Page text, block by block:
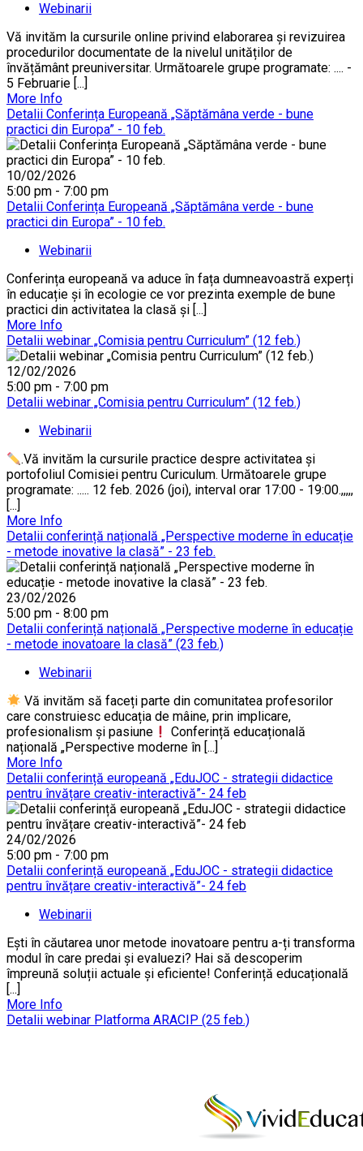
Webinarii
Vă invităm la cursurile online privind elaborarea și revizuirea
procedurilor documentate de la nivelul unităților de
învățământ preuniversitar. Următoarele grupe programate: .... -
5 Februarie [...]
More Info
Detalii Conferința Europeană „Săptămâna verde - bune
practici din Europa” - 10 feb.
10/02/2026
5:00 pm - 7:00 pm
Detalii Conferința Europeană „Săptămâna verde - bune
practici din Europa” - 10 feb.
Webinarii
Conferința europeană va aduce în fața dumneavoastră experți
în educație și în ecologie ce vor prezinta exemple de bune
practici din activitatea la clasă și [...]
More Info
Detalii webinar „Comisia pentru Curriculum” (12 feb.)
12/02/2026
5:00 pm - 7:00 pm
Detalii webinar „Comisia pentru Curriculum” (12 feb.)
Webinarii
.Vă invităm la cursurile practice despre activitatea și
portofoliul Comisiei pentru Curiculum. Următoarele grupe
programate: ..... 12 feb. 2026 (joi), interval orar 17:00 - 19:00.,,,,,
[...]
More Info
Detalii conferință națională „Perspective moderne în educație
- metode inovative la clasă” - 23 feb.
23/02/2026
5:00 pm - 8:00 pm
Detalii conferință națională „Perspective moderne în educație
- metode inovatoare la clasă” (23 feb.)
Webinarii
Vă invităm să faceți parte din comunitatea profesorilor
care construiesc educația de mâine, prin implicare,
profesionalism și pasiune
Conferință educațională
națională „Perspective moderne în [...]
More Info
Detalii conferință europeană „EduJOC - strategii didactice
pentru învățare creativ-interactivă”- 24 feb
24/02/2026
5:00 pm - 7:00 pm
Detalii conferință europeană „EduJOC - strategii didactice
pentru învățare creativ-interactivă”- 24 feb
Webinarii
Ești în căutarea unor metode inovatoare pentru a-ți transforma
modul în care predai și evaluezi? Hai să descoperim
împreună soluții actuale și eficiente! Conferință educațională
[...]
More Info
Detalii webinar Platforma ARACIP (25 feb.)